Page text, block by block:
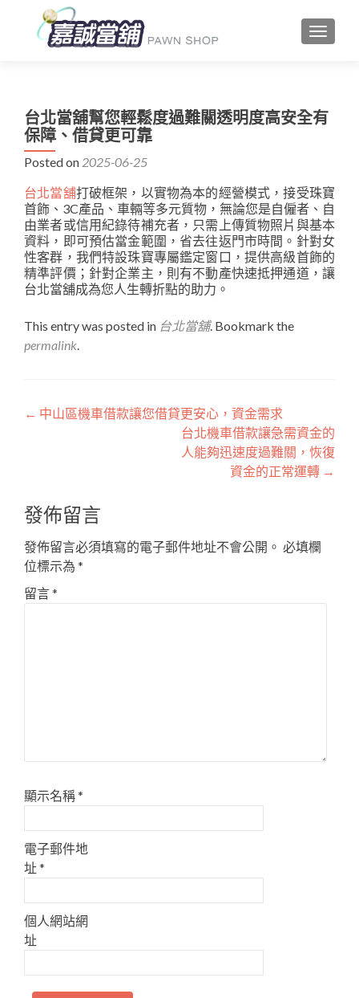
台北當舖幫您輕鬆度過難關透明度高安全有
保障、借貸更可靠
Posted on 2025-06-25
台北當舖打破框架，以實物為本的經營模式，接受珠寶
首飾、3C產品、車輛等多元質物，無論您是自僱者、自
由業者或信用紀錄待補充者，只需上傳質物照片與基本
資料，即可預估當金範圍，省去往返門市時間。針對女
性客群，我們特設珠寶專屬鑑定窗口，提供高級首飾的
精準評價；針對企業主，則有不動產快速抵押通道，讓
台北當舖成為您人生轉折點的助力。
This entry was posted in 台北當舖. Bookmark the
permalink.
文
覽
← 中山區機車借款讓您借貸更安心，資金需求
台北機車借款讓急需資金的
人能夠迅速度過難關，恢復
資金的正常運轉 →
發佈留言
發佈留言必須填寫的電子郵件地址不會公開。 必填欄
位標示為 *
留言*
顯示名稱*
電子郵件地
址*
個人網站網
址